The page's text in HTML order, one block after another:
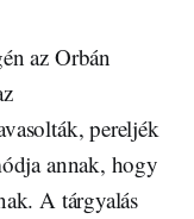
az Orbán
pereljék
annak, hogy
A tárgyalás